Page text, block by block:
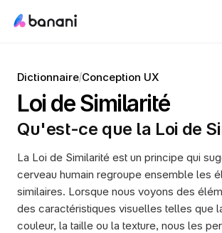
Dictionnaire/Conception UX
Loi de Similarité
Qu'est-ce que la Loi de
La Loi de Similarité est un principe qui
cerveau humain regroupe ensemble les
similaires. Lorsque nous voyons des
des caractéristiques visuelles telles que
couleur, la taille ou la texture, nous les